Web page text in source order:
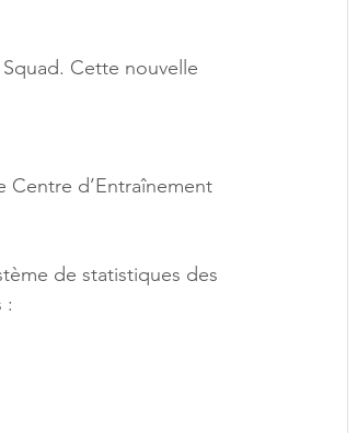
Cette nouvelle
Centre d’Entraînement
de statistiques des
: